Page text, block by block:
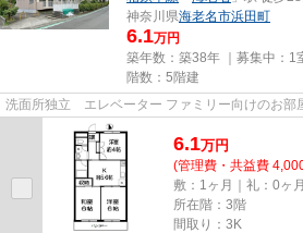
神奈川県海老名市浜田町
6.1万円
築年数：築38年 ｜募集中： 1
階数：5階建
洗面所独立 エレベーター ファミリー向けのお部
6.1万円
(管理費・共益費
敷：1ヶ月｜礼：0ヶ月
所在階：3階
間取り：3K